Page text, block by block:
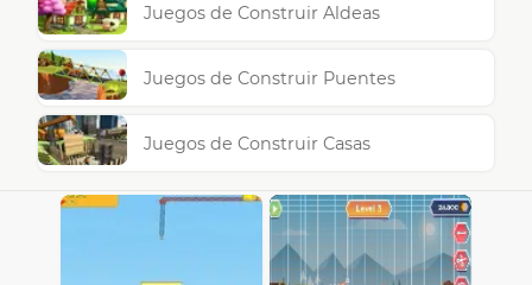
Juegos de Construir Aldeas
Juegos de Construir Puentes
Juegos de Construir Casas